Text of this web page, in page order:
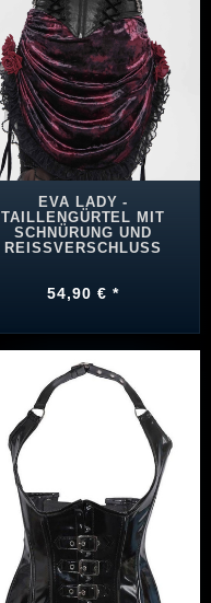
EVA LADY -
TAILLENGÜRTEL MIT
SCHNÜRUNG UND
REISSVERSCHLUSS
54,90 € *